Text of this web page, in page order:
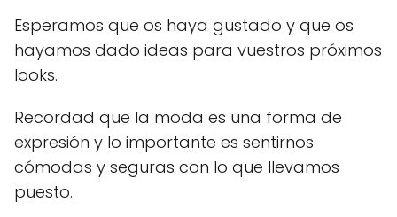
Esperamos que os haya gustado y que os
hayamos dado ideas para vuestros próximos
looks.
Recordad que la moda es una forma de
expresión y lo importante es sentirnos
cómodas y seguras con lo que llevamos
puesto.